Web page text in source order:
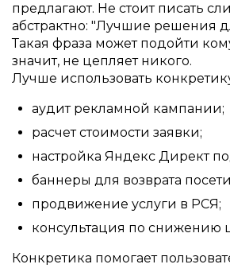
предлагают. Не стоит писать
абстрактно: "Лучшие решения
Такая фраза может подойти
значит, не цепляет никого.
Лучше использовать
аудит рекламной кампании;
расчет стоимости заявки;
настройка Яндекс Директ
баннеры для возврата
продвижение услуги в РСЯ;
консультация по снижению
Конкретика помогает